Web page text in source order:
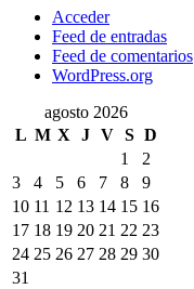
Acceder
Feed de entradas
Feed de comentarios
WordPress.org
agosto 2026
L M X J V S D
1
2
3
4 5 6 7 8
9
10 11 12 13 14 15 16
17 18 19 20 21 22 23
24 25 26 27 28 29 30
31